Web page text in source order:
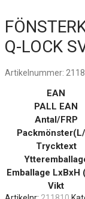
Q-LOCK
Artikelnummer:
EAN
PALL EAN
Antal/FRP
Trycktext
Emballage LxBxH
Vikt